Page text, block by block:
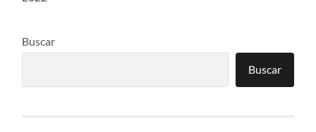
Buscar
Buscar